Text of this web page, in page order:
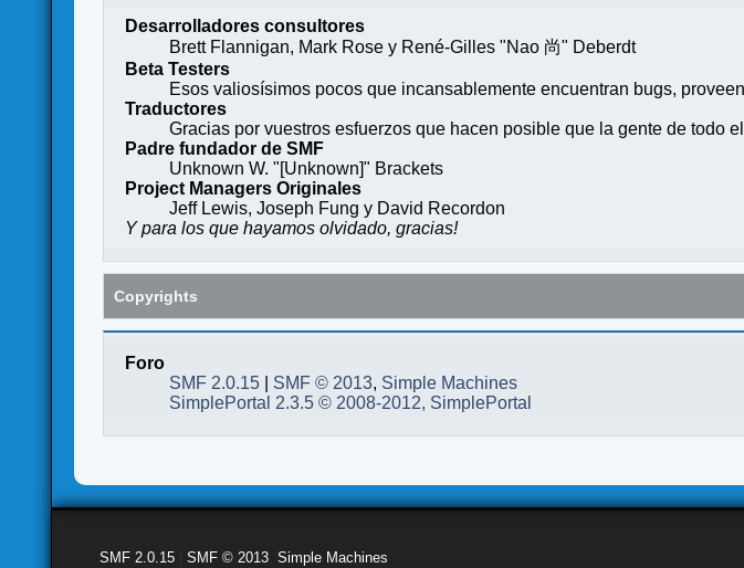
Desarrolladores consultores
Brett Flannigan, Mark Rose y René-Gilles "Nao 尚" Deberdt
Beta Testers
Esos valiosísimos pocos que incansablemente encuentran bugs,
Traductores
Gracias por vuestros esfuerzos que hacen posible que la gente de todo
Padre fundador de SMF
Unknown W. "[Unknown]" Brackets
Project Managers Originales
Jeff Lewis, Joseph Fung y David Recordon
Y para los que hayamos olvidado, gracias!
Copyrights
Foro
SMF 2.0.15
SMF © 2013, Simple Machines
SimplePortal 2.3.5 © 2008-2012, SimplePortal
SMF 2.0.15 |SMF © 2013 ,Simple Machines